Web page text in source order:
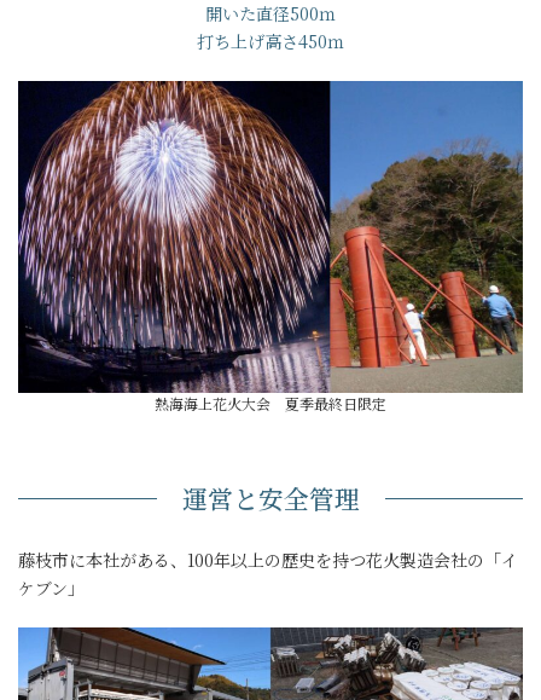
開いた直径500ｍ
打ち上げ高さ450ｍ
熱海海上花火大会 夏季最終日限定
運営と安全管理
藤枝市に本社がある、100年以上の歴史を持つ花火製造会社の「イ
ケブン」